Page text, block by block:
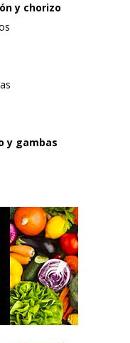
y chorizo
y gambas